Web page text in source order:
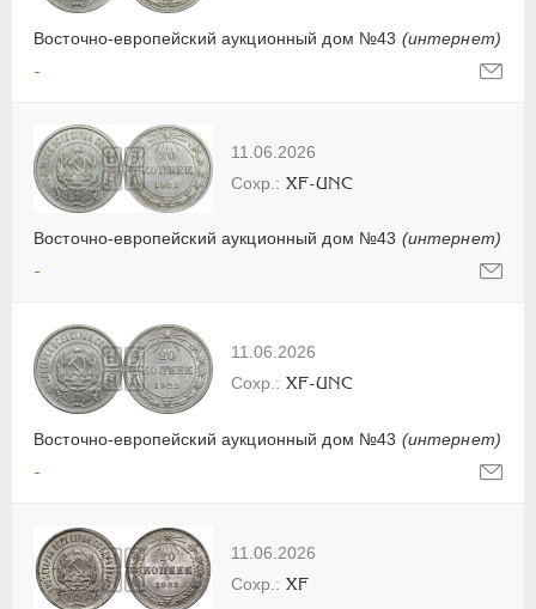
Восточно-европейский аукционный дом №43 (интернет)
-
11.06.2026
Восточно-европейский аукционный дом №43 (интернет)
XF-UNC
-
11.06.2026
Восточно-европейский аукционный дом №43 (интернет)
XF-UNC
-
11.06.2026
XF